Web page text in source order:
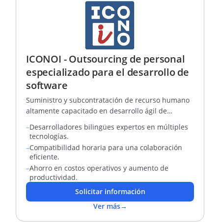
ICONOI - Outsourcing de personal
especializado para el desarrollo de
software
Suministro y subcontratación de recurso humano
altamente capacitado en desarrollo ágil de
–Desarrolladores bilingües expertos en múltiples
tecnologías.
–Compatibilidad horaria para una colaboración
eficiente.
–Ahorro en costos operativos y aumento de
productividad.
Solicitar información
Ver más→